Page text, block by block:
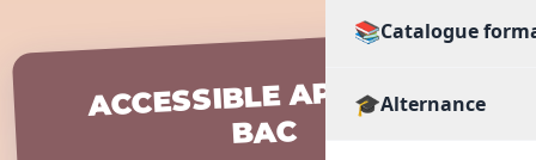
📚Catalogue
🔍Toutes les
🎓Alternance
ACCESSIBLE APRÈS LE
BAC